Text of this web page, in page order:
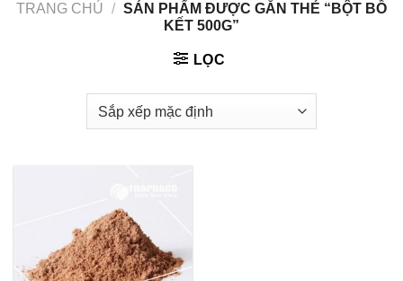
TRANG CHỦ / SẢN PHẨM ĐƯỢC GẮN THẺ “BỘT BỒ
KẾT 500G”
LỌC